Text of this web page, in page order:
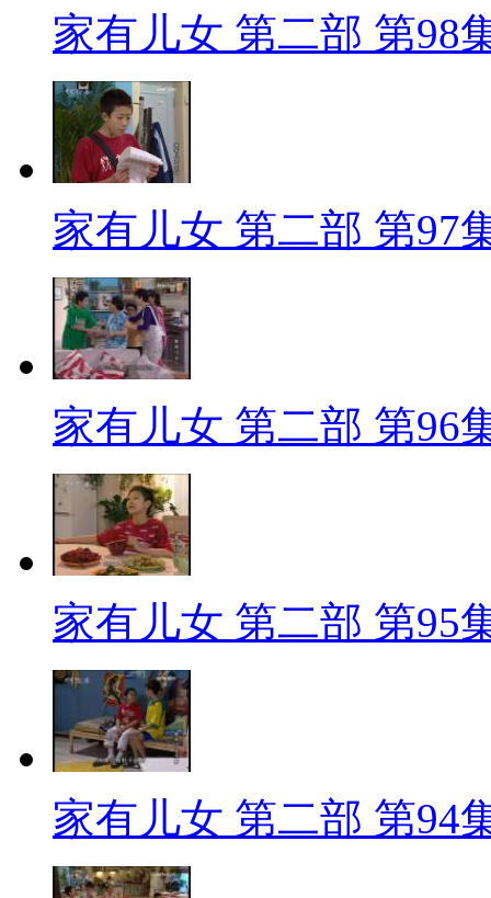
家有儿女 第二部 第98
家有儿女 第二部 第97
家有儿女 第二部 第96
家有儿女 第二部 第95
家有儿女 第二部 第94